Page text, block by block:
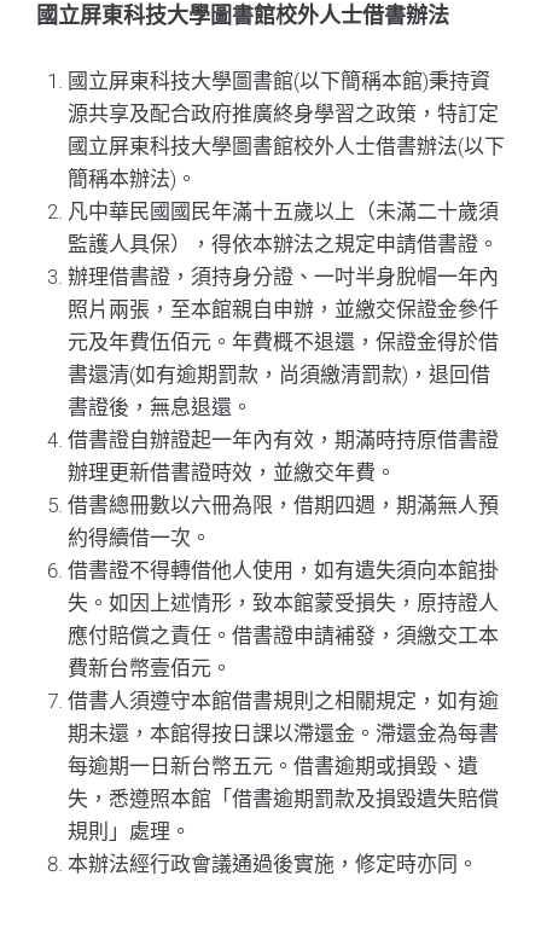
國立屏東科技大學圖書館校外人士借書辦法
國立屏東科技大學圖書館(以下簡稱本館)秉持資
源共享及配合政府推廣終身學習之政策，特訂定
國立屏東科技大學圖書館校外人士借書辦法(以下
簡稱本辦法)。
凡中華民國國民年滿十五歲以上（未滿二十歲須
監護人具保），得依本辦法之規定申請借書證。
辦理借書證，須持身分證、一吋半身脫帽一年內
照片兩張，至本館親自申辦，並繳交保證金參仟
元及年費伍佰元。年費概不退還，保證金得於借
書還清(如有逾期罰款，尚須繳清罰款)，退回借
書證後，無息退還。
借書證自辦證起一年內有效，期滿時持原借書證
辦理更新借書證時效，並繳交年費。
借書總冊數以六冊為限，借期四週，期滿無人預
約得續借一次。
借書證不得轉借他人使用，如有遺失須向本館掛
失。如因上述情形，致本館蒙受損失，原持證人
應付賠償之責任。借書證申請補發，須繳交工本
費新台幣壹佰元。
借書人須遵守本館借書規則之相關規定，如有逾
期未還，本館得按日課以滯還金。滯還金為每書
每逾期一日新台幣五元。借書逾期或損毀、遺
失，悉遵照本館「借書逾期罰款及損毀遺失賠償
規則」處理。
本辦法經行政會議通過後實施，修定時亦同。